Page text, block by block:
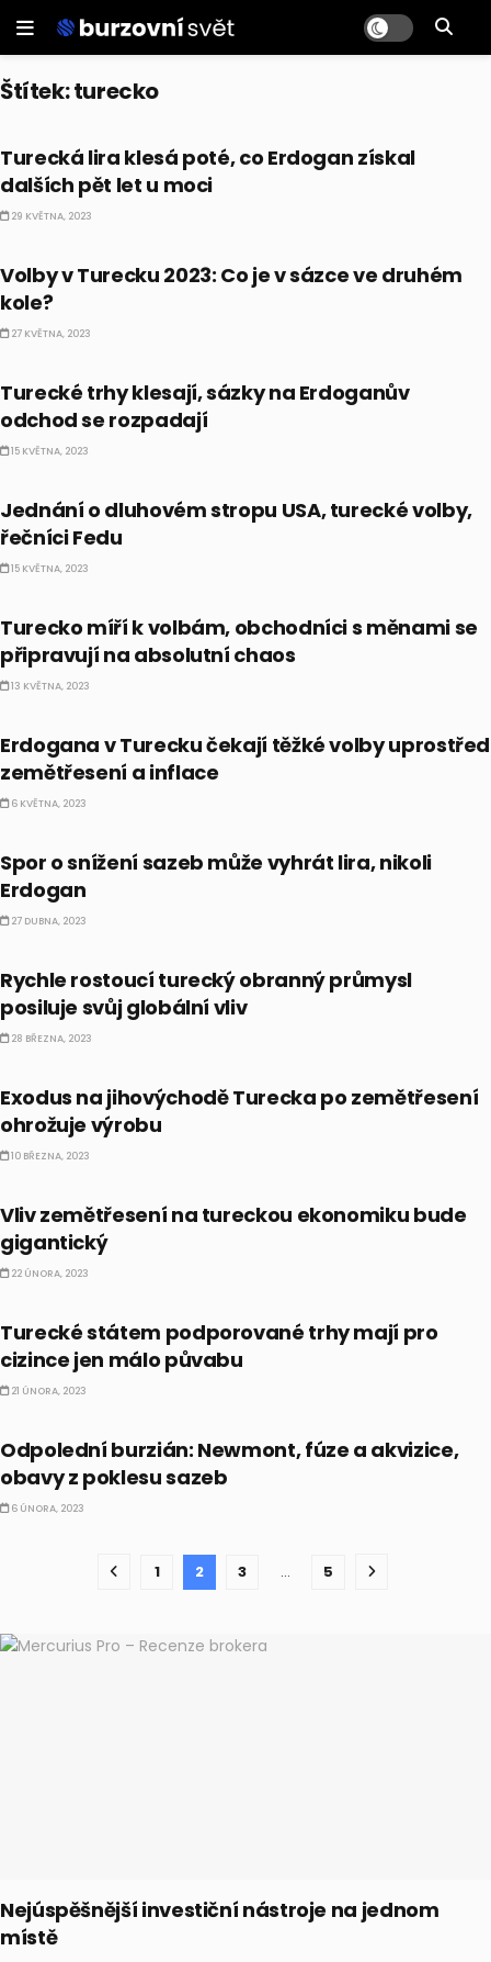
Štítek:turecko
Turecká lira klesá poté, co Erdogan získal
dalších pět let u moci
29 KVĚTNA, 2023
Volby v Turecku 2023: Co je v sázce ve druhém
kole?
27 KVĚTNA, 2023
Turecké trhy klesají, sázky na Erdoganův
odchod se rozpadají
15 KVĚTNA, 2023
Jednání o dluhovém stropu USA, turecké volby,
řečníci Fedu
15 KVĚTNA, 2023
Turecko míří k volbám, obchodníci s měnami se
připravují na absolutní chaos
13 KVĚTNA, 2023
Erdogana v Turecku čekají těžké volby uprostřed
zemětřesení a inflace
6 KVĚTNA, 2023
Spor o snížení sazeb může vyhrát lira, nikoli
Erdogan
27 DUBNA, 2023
Rychle rostoucí turecký obranný průmysl
posiluje svůj globální vliv
28 BŘEZNA, 2023
Exodus na jihovýchodě Turecka po zemětřesení
ohrožuje výrobu
10 BŘEZNA, 2023
Vliv zemětřesení na tureckou ekonomiku bude
gigantický
22 ÚNORA, 2023
Turecké státem podporované trhy mají pro
cizince jen málo půvabu
21 ÚNORA, 2023
Odpolední burzián: Newmont, fúze a akvizice,
obavy z poklesu sazeb
6 ÚNORA, 2023
1 2 3 … 5
Nejúspěšnější investiční nástroje na jednom
místě